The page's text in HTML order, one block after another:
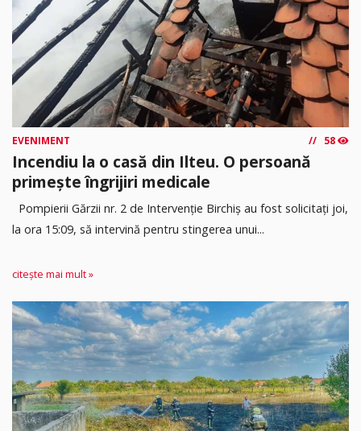
EVENIMENT 58
Incendiu la o casă din Ilteu. O persoană
primește îngrijiri medicale
Pompierii Gărzii nr. 2 de Intervenție Birchiș au fost solicitați joi,
la ora 15:09, să intervină pentru stingerea unui...
citește mai mult »